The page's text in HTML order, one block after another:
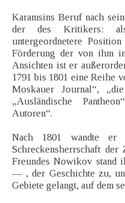
Karamsins Beruf nach
der des Kritikers;
untergeordnetere
Förderung der von ihm
Ansichten ist er
1791 bis 1801 eine Reihe
Moskauer Journal“,
„Ausländische
Autoren“.
Nach 1801 wandte er
Schreckensherrschaft
Freundes Nowikov stand
— , der Geschichte zu,
Gebiete gelangt, auf dem